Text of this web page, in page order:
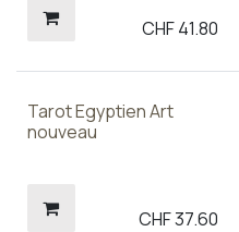
CHF41.80
Tarot Egyptien Art
nouveau
CHF37.60